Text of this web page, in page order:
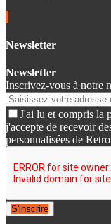
Newsletter
Newsletter
Inscrivez-vous à notre
J'ai lu et compris la
j'accepte de recevoir
personnalisées de
S'inscrire